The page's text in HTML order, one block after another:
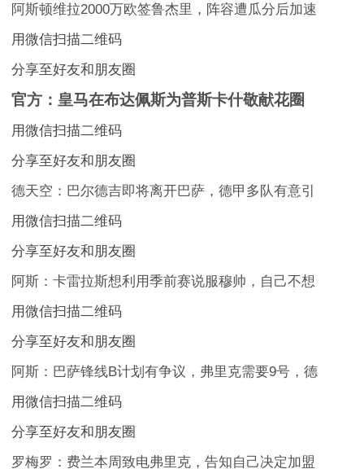
阿斯顿维拉2000万欧签鲁杰里，阵容遭瓜分后加速
用微信扫描二维码
分享至好友和朋友圈
官方：皇马在布达佩斯为普斯卡什敬献花圈
用微信扫描二维码
分享至好友和朋友圈
德天空：巴尔德吉即将离开巴萨，德甲多队有意引
用微信扫描二维码
分享至好友和朋友圈
阿斯：卡雷拉斯想利用季前赛说服穆帅，自己不想
用微信扫描二维码
分享至好友和朋友圈
阿斯：巴萨锋线B计划有争议，弗里克需要9号，德
用微信扫描二维码
分享至好友和朋友圈
罗梅罗：费兰本周致电弗里克，告知自己决定加盟